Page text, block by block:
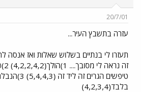
ש
א
ר
20/7/01
עזרה בתשבץ העיר...
תעזרו לי בנתיים בשלוש שאלות ואז אנסה
טיפשים
בלבד(4,2,3,4)